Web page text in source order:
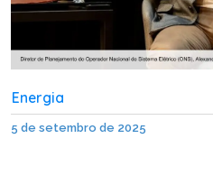
Energia
5 de setembro de 2025